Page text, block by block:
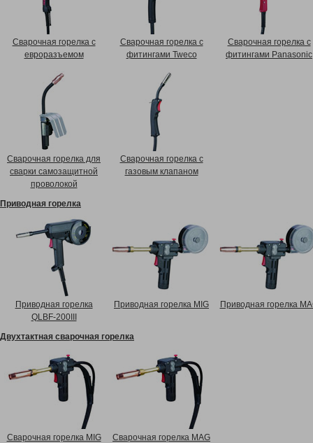
Сварочная горелка с
евроразъемом
Сварочная горелка с
фитингами Tweco
Сварочная горелка с
фитингами Panasonic
Сварочная горелка для
сварки самозащитной
проволокой
Сварочная горелка с
газовым клапаном
Приводная горелка
Приводная горелка
QLBF-200III
Приводная горелка MIG Приводная горелка
Двухтактная сварочная горелка
Сварочная горелка MIG
Сварочная горелка MAG